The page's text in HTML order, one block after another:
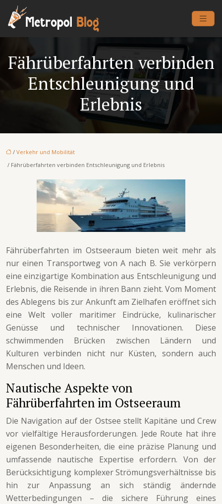
Fährüberfahrten verbinden
Entschleunigung und
Erlebnis
/ Verkehr und Mobilität
/ Fährüberfahrten verbinden Entschleunigung und Erlebnis
Fährüberfahrten im Ostseeraum bieten weit mehr als
nur einen Transportweg von A nach B. Sie verkörpern
eine einzigartige Kombination aus Entschleunigung und
Erlebnis, die Reisende in ihren Bann zieht. Vom Moment
des Ablegens bis zur Ankunft am Zielhafen eröffnet sich
eine Welt voller maritimer Eindrücke, kulinarischer
Genüsse und technischer Innovationen. Diese
schwimmenden Brücken zwischen Ländern und
Kulturen verbinden nicht nur Küsten, sondern auch
Menschen und Ideen.
Nautische Aspekte von
Fährüberfahrten im Ostseeraum
Die Navigation auf der Ostsee stellt Kapitäne und Crew
vor vielfältige Herausforderungen. Jede Route hat ihre
eigenen Besonderheiten, die eine präzise Planung und
umfassende nautische Expertise erfordern. Von der
Berücksichtigung komplexer Strömungsverhältnisse bis
hin zur Anpassung an sich ständig ändernde
Wetterbedingungen – die sichere Führung eines